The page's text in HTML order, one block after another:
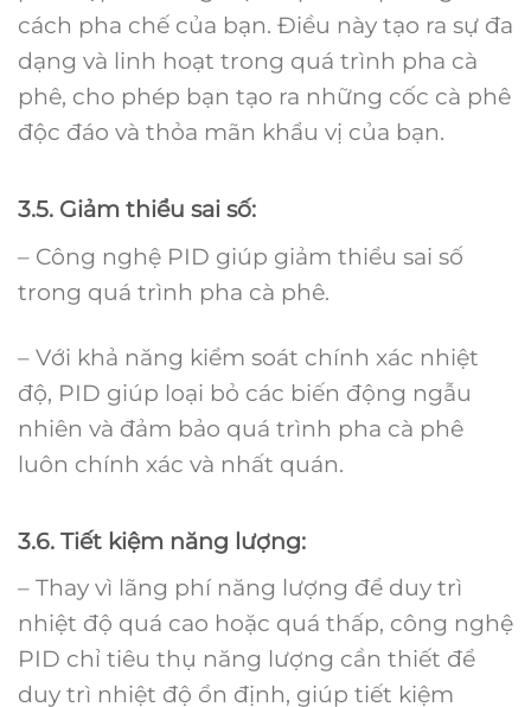
cách pha chế của bạn. Điều này tạo ra sự đa
dạng và linh hoạt trong quá trình pha cà
phê, cho phép bạn tạo ra những cốc cà phê
độc đáo và thỏa mãn khẩu vị của bạn.
3.5. Giảm thiểu sai số:
– Công nghệ PID giúp giảm thiểu sai số
trong quá trình pha cà phê.
– Với khả năng kiểm soát chính xác nhiệt
độ, PID giúp loại bỏ các biến động ngẫu
nhiên và đảm bảo quá trình pha cà phê
luôn chính xác và nhất quán.
3.6. Tiết kiệm năng lượng:
– Thay vì lãng phí năng lượng để duy trì
nhiệt độ quá cao hoặc quá thấp, công nghệ
PID chỉ tiêu thụ năng lượng cần thiết để
duy trì nhiệt độ ổn định, giúp tiết kiệm